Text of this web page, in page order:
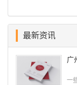
最新资讯
一